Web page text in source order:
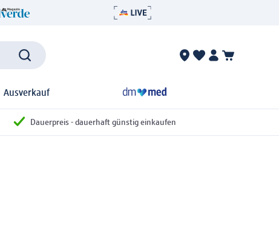
Ausverkauf
Dauerpreis - dauerhaft günstig einkaufen